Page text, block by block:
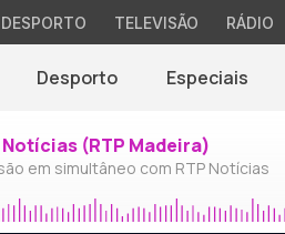
DESPORTO TELEVISÃO RÁDIO
Desporto Especiais
Notícias (RTP Madeira)
em simultâneo com RTP Notícias